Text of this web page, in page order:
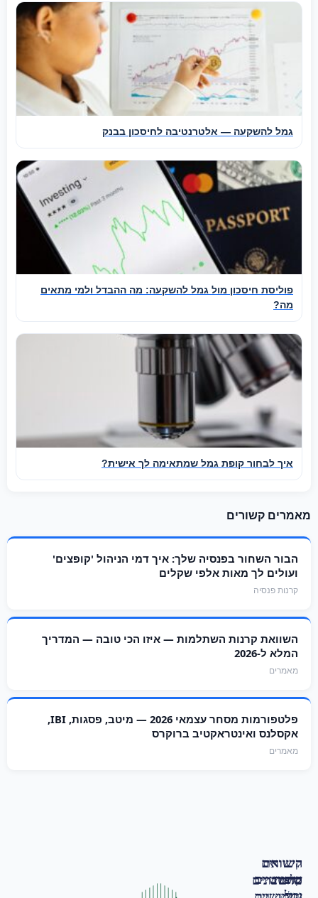
גמל להשקעה — אלטרנטיבה לחיסכון בבנק
פוליסת חיסכון מול גמל להשקעה: מה ההבדל ולמי מתאים
מה?
איך לבחור קופת גמל שמתאימה לך אישית?
מאמרים קשורים
הבור השחור בפנסיה שלך: איך דמי הניהול 'קופצים'
ועולים לך מאות אלפי שקלים
קרנות פנסיה
השוואת קרנות השתלמות — איזו הכי טובה — המדריך
המלא ל-2026
מאמרים
פלטפורמות מסחר עצמאי 2026 — מיטב, פסגות, IBI,
אקסלנס ואינטראקטיב ברוקרס
מאמרים
השוואת
קופות
קישורים
שימושיים
גמל
מחשבונים
כלים